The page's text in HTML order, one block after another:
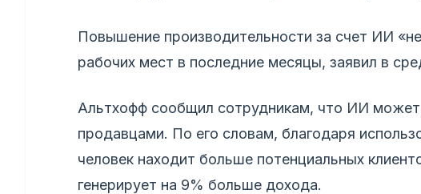
Повышение производительности за счет ИИ
рабочих мест в последние месяцы, заявил в
Альтхофф сообщил сотрудникам, что ИИ
продавцами. По его словам, благодаря
человек находит больше потенциальных
генерирует на 9% больше дохода.